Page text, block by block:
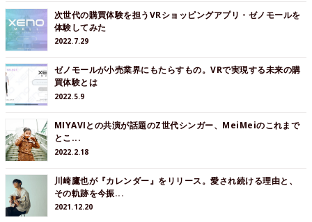
次世代の購買体験を担うVRショッピングアプリ・ゼノモールを
体験してみた
2022.7.29
ゼノモールが小売業界にもたらすもの。VRで実現する未来の購
買体験とは
2022.5.9
MIYAVIとの共演が話題のZ世代シンガー、MeiMeiのこれまで
とこ...
2022.2.18
川崎鷹也が『カレンダー』をリリース。愛され続ける理由と、
その軌跡を今振...
2021.12.20